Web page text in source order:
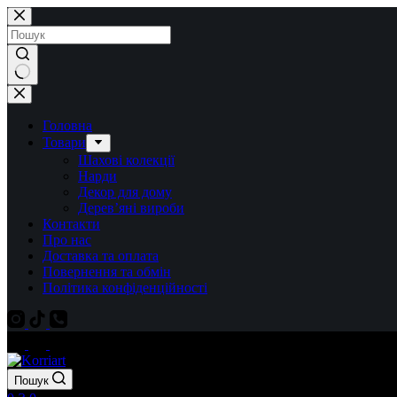
Перейти
до
вмісту
Немає
результатів
Головна
Товари
Шахові колекції
Нарди
Декор для дому
Дерев’яні вироби
Контакти
Про нас
Доставка та оплата
Повернення та обмін
Політика конфіденційності
Пошук